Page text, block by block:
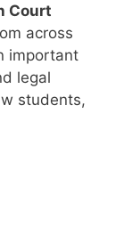
Court
across
important
legal
students,